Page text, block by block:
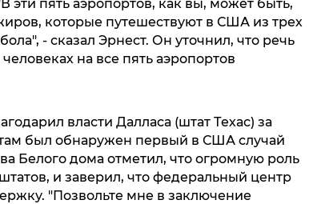
эти пять аэропортов, как вы, может быть,
которые путешествуют в США из трех
- сказал Эрнест. Он уточнил, что речь
на все пять аэропортов
власти Далласа (штат Техас) за
был обнаружен первый в США случай
Белого дома отметил, что огромную роль
и заверил, что федеральный центр
"Позвольте мне в заключение